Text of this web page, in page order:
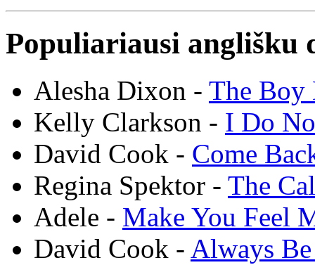
Populiariausi anglišku
Alesha Dixon - The Boy
Kelly Clarkson - I Do
David Cook - Come
Regina Spektor - The
Adele - Make You Feel
David Cook - Always